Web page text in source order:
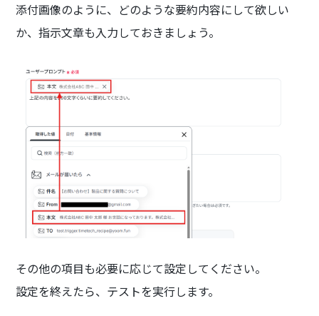
添付画像のように、どのような要約内容にして欲しい
か、指示文章も入力しておきましょう。
その他の項目も必要に応じて設定してください。
設定を終えたら、テストを実行します。